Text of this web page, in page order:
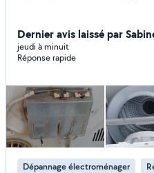
Dernier avis laissé par
jeudi à minuit
Réponse rapide
Dépannage électroménager